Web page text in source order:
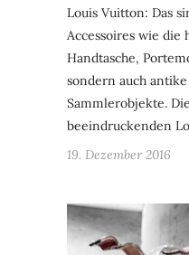
Louis Vuitton: Das
Accessoires wie die
Handtasche,
sondern auch
Sammlerobjekte.
beeindruckenden
19. Dezember 2016